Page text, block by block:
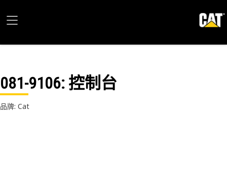
081-9106: 控制台
品牌: Cat